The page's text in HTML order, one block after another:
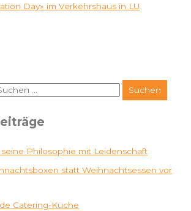
Day» im Verkehrshaus in LU
Philosophie mit Leidenschaft
statt Weihnachtsessen vor
Catering-Küche